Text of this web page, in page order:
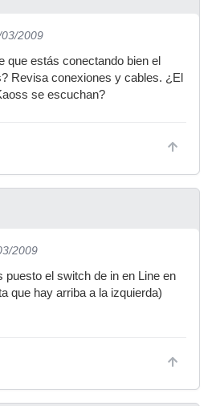
2009
que estás conectando bien el
Revisa conexiones y cables. ¿El
se escuchan?
2009
puesto el switch de in en Line en
que hay arriba a la izquierda)